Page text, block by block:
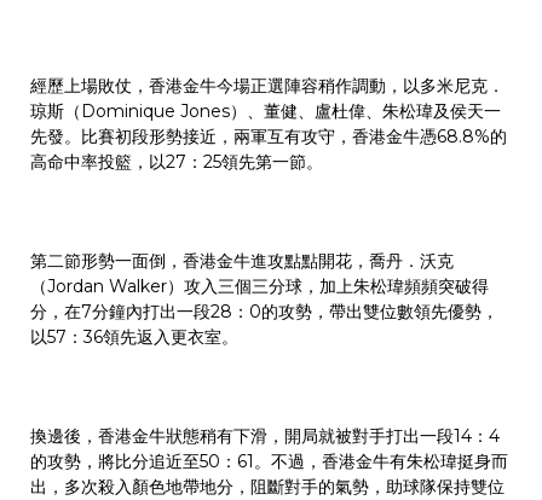
經歷上場敗仗，香港金牛今場正選陣容稍作調動，以多米尼克．
琼斯（Dominique Jones）、董健、盧杜偉、朱松瑋及侯天一
先發。比賽初段形勢接近，兩軍互有攻守，香港金牛憑68.8%的
高命中率投籃，以27：25領先第一節。
第二節形勢一面倒，香港金牛進攻點點開花，喬丹．沃克
（Jordan Walker）攻入三個三分球，加上朱松瑋頻頻突破得
分，在7分鐘內打出一段28：0的攻勢，帶出雙位數領先優勢，
以57：36領先返入更衣室。
換邊後，香港金牛狀態稍有下滑，開局就被對手打出一段14：4
的攻勢，將比分追近至50：61。不過，香港金牛有朱松瑋挺身而
出，多次殺入顏色地帶地分，阻斷對手的氣勢，助球隊保持雙位